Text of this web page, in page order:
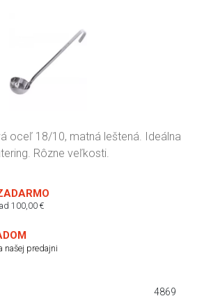
oceľ 18/10, matná leštená. Ideálna
Rôzne veľkosti.
100,00 €
našej predajni
4869